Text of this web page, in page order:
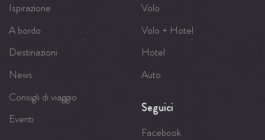
Ispirazione
A bordo
Destinazioni
News
Consigli di viaggio
Eventi
Volo
Volo + Hotel
Hotel
Auto
Seguici
Facebook